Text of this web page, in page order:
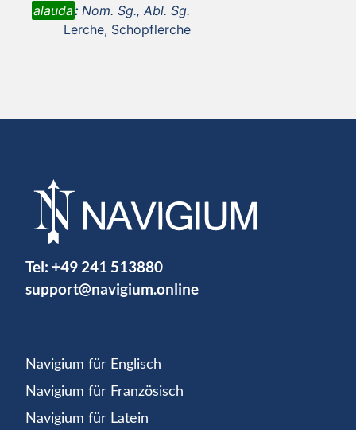
alauda: Nom. Sg., Abl. Sg.
Lerche, Schopflerche
Tel: +49 241 513880
support@navigium.online
Navigium für Englisch
Navigium für Französisch
Navigium für Latein